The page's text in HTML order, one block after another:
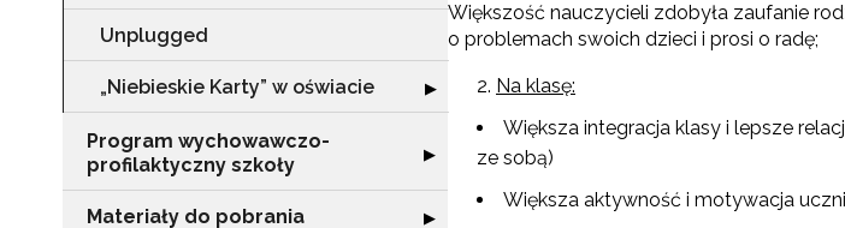
Unplugged
„Niebieskie Karty” w oświacie Rozwiń sekcję "„Niebieskie Karty” w oświacie"
▶
Program wychowawczo-
profilaktyczny szkoły
Rozwiń sekcję "Program wychowawczo-profilaktyczny
▶
Materiały do pobrania Rozwiń sekcję "Materiały do pobrania"
▶
Większość nauczycieli zdobyła zaufanie
o problemach swoich dzieci i prosi o radę;
Na klasę:
Większa integracja klasy i lepsze
ze sobą)
Większa aktywność i motywacja
Newsletter ORE